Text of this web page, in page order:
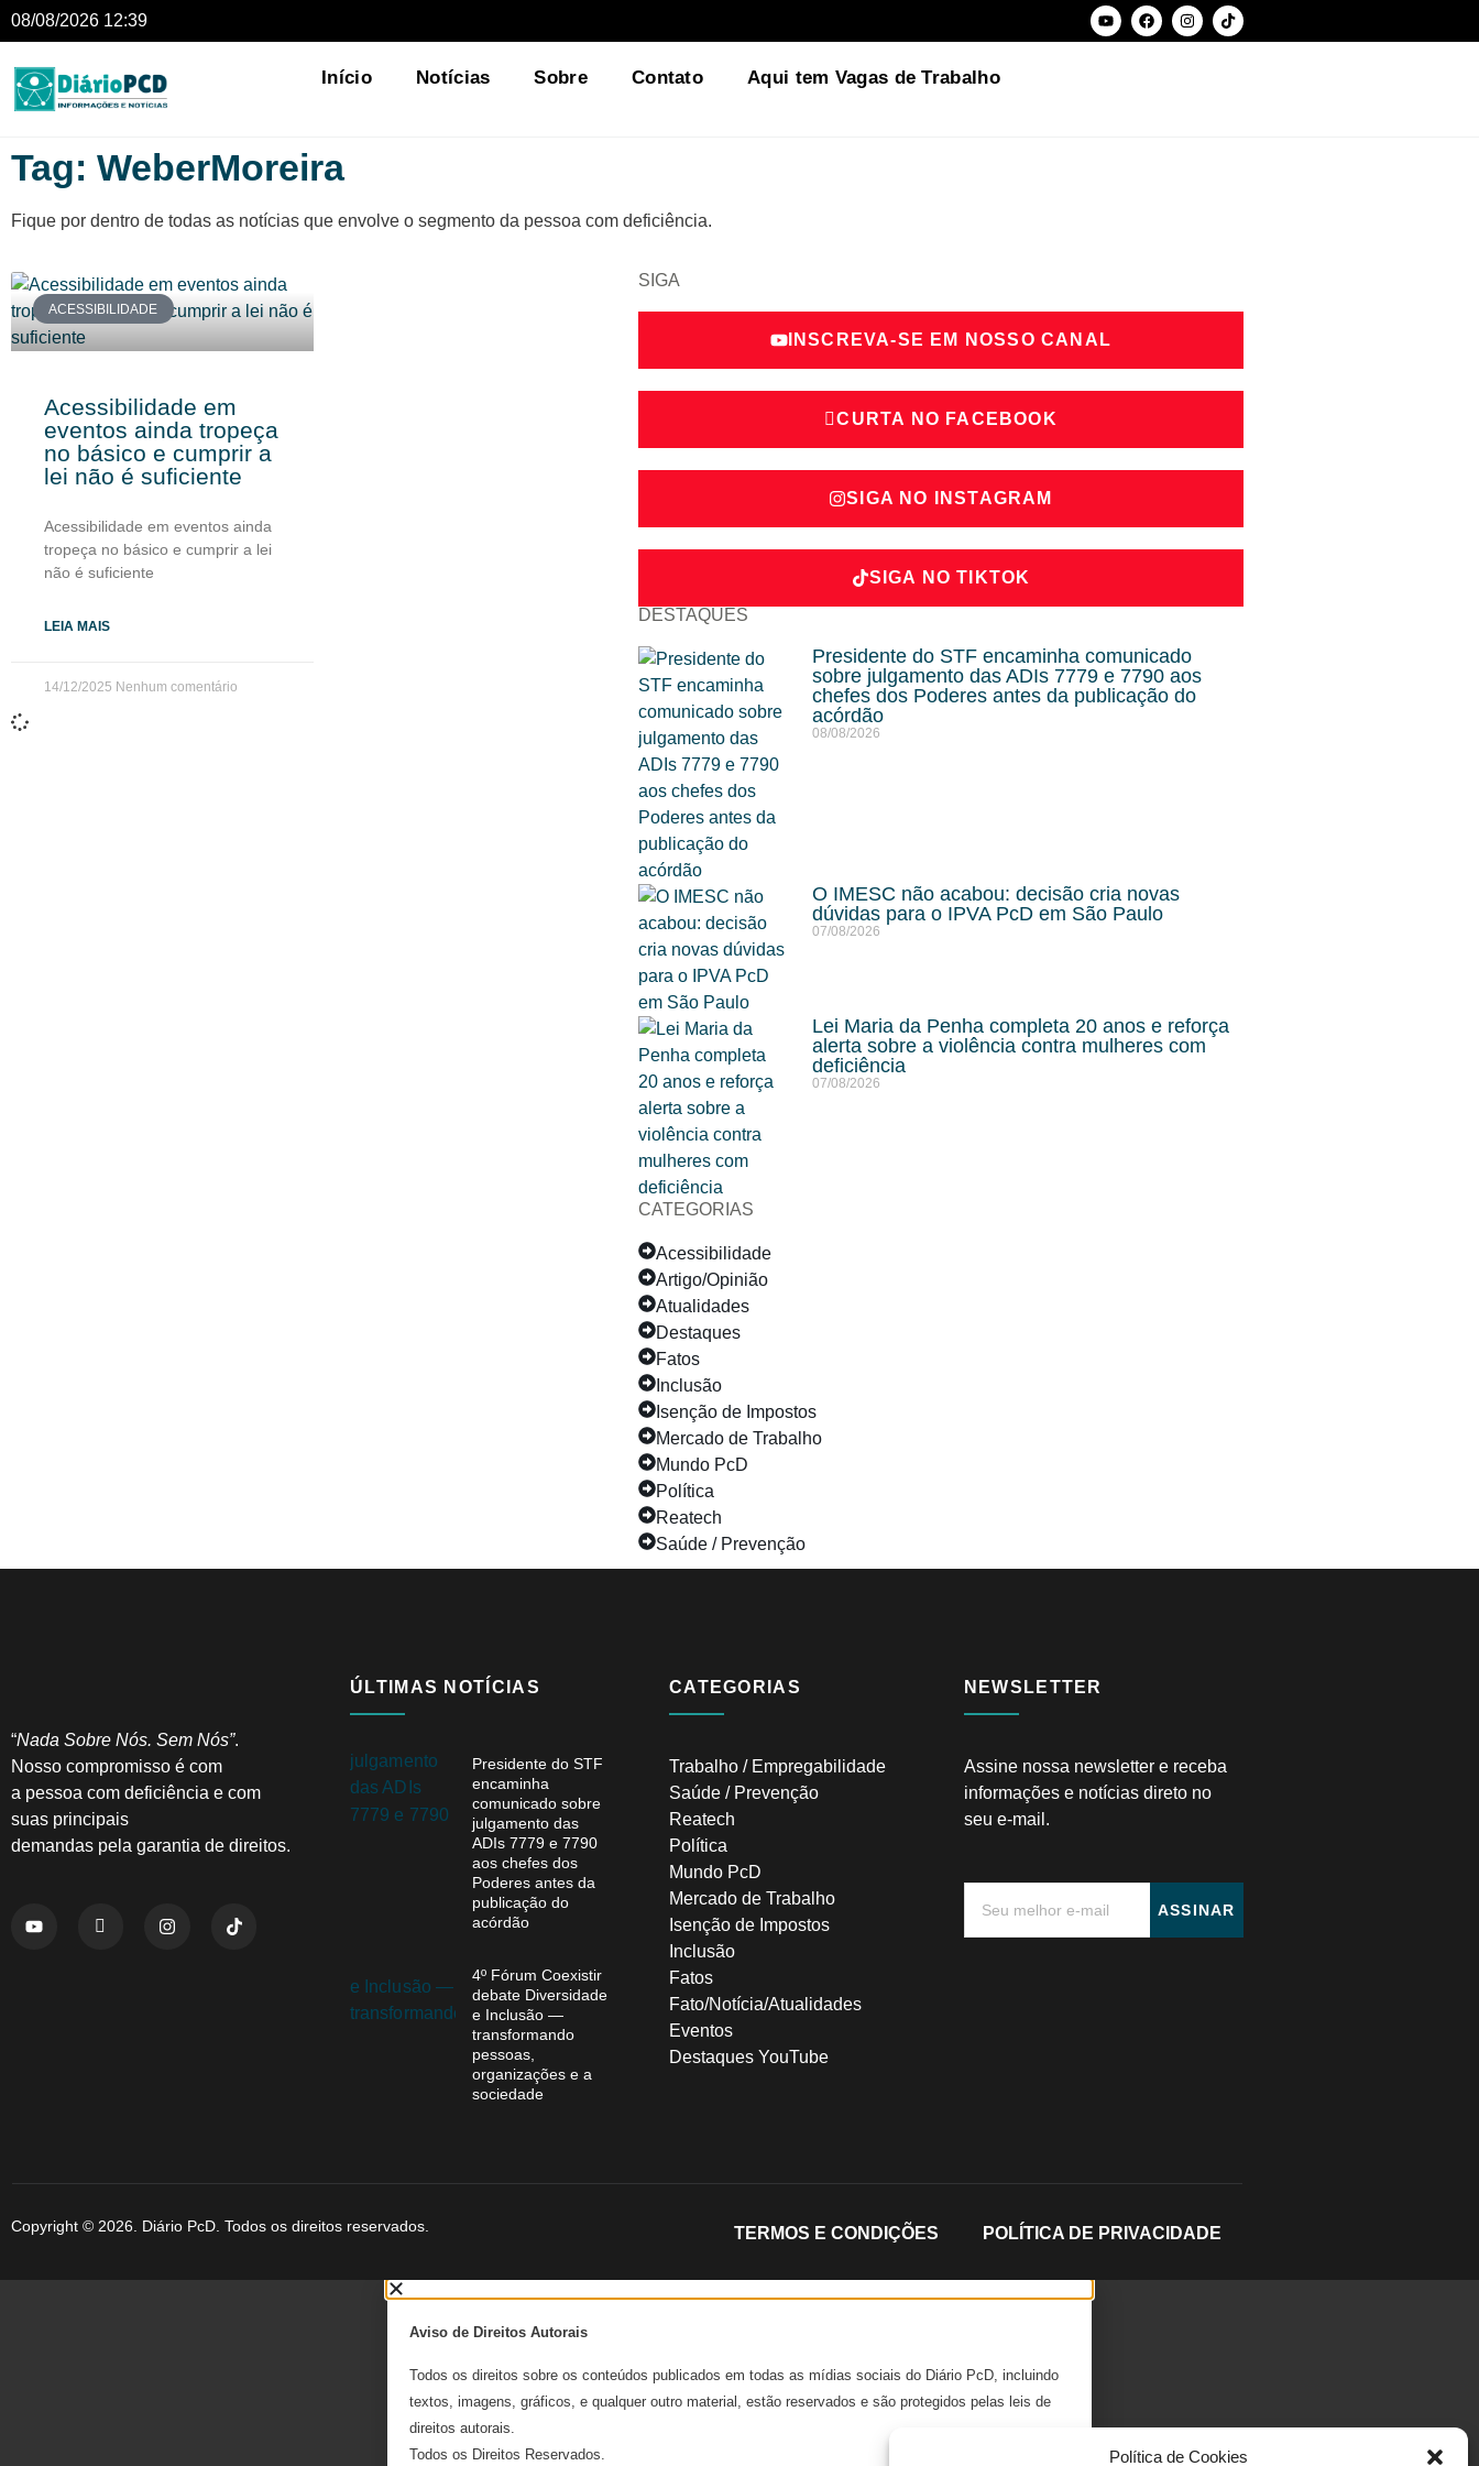
Política de Cookies
08/08/2026 12:39
Início Notícias Sobre Contato Aqui tem Vagas de Trabalho
Tag: WeberMoreira
Fique por dentro de todas as notícias que envolve o segmento da pessoa com deficiência.
ACESSIBILIDADE
Acessibilidade em
eventos ainda tropeça
no básico e cumprir a
lei não é suficiente
Acessibilidade em eventos ainda
tropeça no básico e cumprir a lei
não é suficiente
LEIA MAIS
14/12/2025 Nenhum comentário
SIGA
INSCREVA-SE EM NOSSO CANAL
CURTA NO FACEBOOK
SIGA NO INSTAGRAM
SIGA NO TIKTOK
DESTAQUES
Presidente do STF encaminha comunicado
sobre julgamento das ADIs 7779 e 7790 aos
chefes dos Poderes antes da publicação do
acórdão
08/08/2026
O IMESC não acabou: decisão cria novas
dúvidas para o IPVA PcD em São Paulo
07/08/2026
Lei Maria da Penha completa 20 anos e reforça
alerta sobre a violência contra mulheres com
deficiência
07/08/2026
CATEGORIAS
Acessibilidade
Artigo/Opinião
Atualidades
Destaques
Fatos
Inclusão
Isenção de Impostos
Mercado de Trabalho
Mundo PcD
Política
Reatech
Saúde / Prevenção
“Nada Sobre Nós. Sem Nós”.
Nosso compromisso é com
a pessoa com deficiência e com
suas principais
demandas pela garantia de direitos.
ÚLTIMAS NOTÍCIAS
Presidente do STF
encaminha
comunicado sobre
julgamento das
ADIs 7779 e 7790
aos chefes dos
Poderes antes da
publicação do
acórdão
4º Fórum Coexistir
debate Diversidade
e Inclusão —
transformando
pessoas,
organizações e a
sociedade
CATEGORIAS
Trabalho / Empregabilidade
Saúde / Prevenção
Reatech
Política
Mundo PcD
Mercado de Trabalho
Isenção de Impostos
Inclusão
Fatos
Fato/Notícia/Atualidades
Eventos
Destaques YouTube
NEWSLETTER
Assine nossa newsletter e receba
informações e notícias direto no
seu e-mail.
ASSINAR
Copyright © 2026. Diário PcD. Todos os direitos reservados. TERMOS E CONDIÇÕES POLÍTICA DE PRIVACIDADE
Aviso de Direitos Autorais
Todos os direitos sobre os conteúdos publicados em todas as mídias sociais do Diário PcD, incluindo
textos, imagens, gráficos, e qualquer outro material, estão reservados e são protegidos pelas leis de
direitos autorais.
Todos os Direitos Reservados.